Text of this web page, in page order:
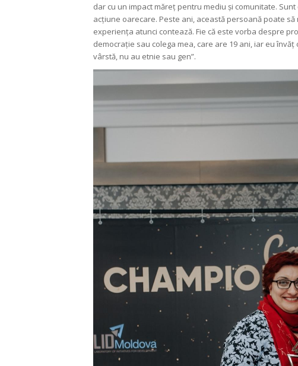
dar cu un impact măreț pentru mediu și comunitate.
acțiune oarecare. Peste ani, această persoană poate
experiența atunci contează. Fie că este vorba despre
democrație sau colega mea, care are 19 ani, iar eu
vârstă, nu au etnie sau gen”.